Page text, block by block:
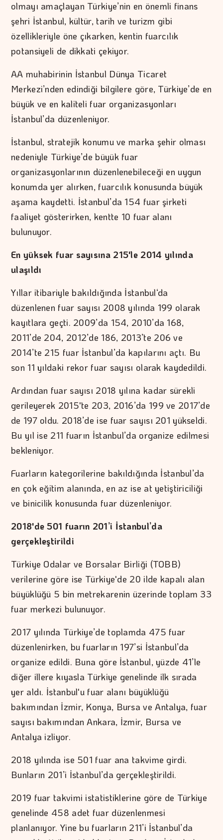
olmayı amaçlayan Türkiye’nin en önemli finans
şehri İstanbul, kültür, tarih ve turizm gibi
özellikleriyle öne çıkarken, kentin fuarcılık
potansiyeli de dikkati çekiyor.
AA muhabirinin İstanbul Dünya Ticaret
Merkezi’nden edindiği bilgilere göre, Türkiye’de en
büyük ve en kaliteli fuar organizasyonları
İstanbul’da düzenleniyor.
İstanbul, stratejik konumu ve marka şehir olması
nedeniyle Türkiye’de büyük fuar
organizasyonlarının düzenlenebileceği en uygun
konumda yer alırken, fuarcılık konusunda büyük
aşama kaydetti. İstanbul’da 154 fuar şirketi
faaliyet gösterirken, kentte 10 fuar alanı
bulunuyor.
En yüksek fuar sayısına 215'le 2014 yılında
ulaşıldı
Yıllar itibariyle bakıldığında İstanbul‘da
düzenlenen fuar sayısı 2008 yılında 199 olarak
kayıtlara geçti. 2009’da 154, 2010’da 168,
2011’de 204, 2012’de 186, 2013’te 206 ve
2014’te 215 fuar İstanbul’da kapılarını açtı. Bu
son 11 yıldaki rekor fuar sayısı olarak kaydedildi.
Ardından fuar sayısı 2018 yılına kadar sürekli
gerileyerek 2015'te 203, 2016’da 199 ve 2017’de
de 197 oldu. 2018’de ise fuar sayısı 201 yükseldi.
Bu yıl ise 211 fuarın İstanbul’da organize edilmesi
bekleniyor.
Fuarların kategorilerine bakıldığında İstanbul’da
en çok eğitim alanında, en az ise at yetiştiriciliği
ve binicilik konusunda fuar düzenleniyor.
2018'de 501 fuarın 201’i İstanbul’da
gerçekleştirildi
Türkiye Odalar ve Borsalar Birliği (TOBB)
verilerine göre ise Türkiye'de 20 ilde kapalı alan
büyüklüğü 5 bin metrekarenin üzerinde toplam 33
fuar merkezi bulunuyor.
2017 yılında Türkiye’de toplamda 475 fuar
düzenlenirken, bu fuarların 197’si İstanbul’da
organize edildi. Buna göre İstanbul, yüzde 41’le
diğer illere kıyasla Türkiye genelinde ilk sırada
yer aldı. İstanbul'u fuar alanı büyüklüğü
bakımından İzmir, Konya, Bursa ve Antalya, fuar
sayısı bakımından Ankara, İzmir, Bursa ve
Antalya izliyor.
2018 yılında ise 501 fuar ana takvime girdi.
Bunların 201’i İstanbul’da gerçekleştirildi.
2019 fuar takvimi istatistiklerine göre de Türkiye
genelinde 458 adet fuar düzenlenmesi
planlanıyor. Yine bu fuarların 211’i İstanbul’da